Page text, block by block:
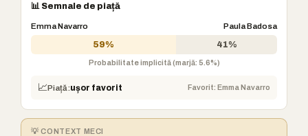
📊 Semnale de piață
Emma Navarro Paula Badosa
59% 41%
Probabilitate implicită (marjă: 5.6%)
📈Piață:ușor favorit Favorit: Emma Navarro
💡 CONTEXT MECI